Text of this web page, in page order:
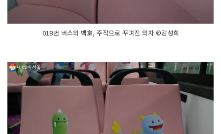
01B번 버스의 백호, 주작으로 꾸며진 의자 ©강성희